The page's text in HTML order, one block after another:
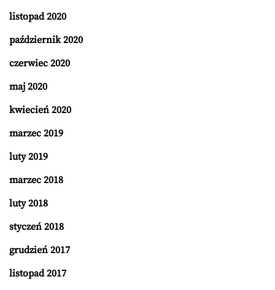
listopad 2020
październik 2020
czerwiec 2020
maj 2020
kwiecień 2020
marzec 2019
luty 2019
marzec 2018
luty 2018
styczeń 2018
grudzień 2017
listopad 2017